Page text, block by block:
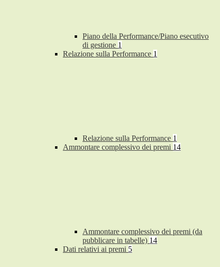
Piano della Performance/Piano esecutivo
di gestione 1
Relazione sulla Performance 1
Relazione sulla Performance 1
Ammontare complessivo dei premi 14
Ammontare complessivo dei premi (da
pubblicare in tabelle) 14
Dati relativi ai premi 5